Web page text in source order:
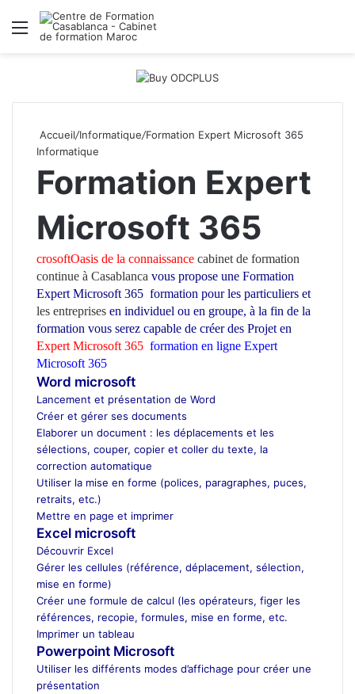
Menu
Accueil/Informatique/Formation Expert Microsoft 365
Informatique
Formation Expert
Microsoft 365
crosoftOasis de la connaissance cabinet de formation
continue à Casablanca vous propose une Formation
Expert Microsoft 365 formation pour les particuliers et
les entreprises en individuel ou en groupe, à la fin de la
formation vous serez capable de créer des Projet en
Expert Microsoft 365 formation en ligne Expert
Microsoft 365
Word microsoft
Lancement et présentation de Word
Créer et gérer ses documents
Elaborer un document : les déplacements et les
sélections, couper, copier et coller du texte, la
correction automatique
Utiliser la mise en forme (polices, paragraphes, puces,
retraits, etc.)
Mettre en page et imprimer
Excel microsoft
Découvrir Excel
Gérer les cellules (référence, déplacement, sélection,
mise en forme)
Créer une formule de calcul (les opérateurs, figer les
références, recopie, formules, mise en forme, etc.
Imprimer un tableau
Powerpoint Microsoft
Utiliser les différents modes d’affichage pour créer une
présentation